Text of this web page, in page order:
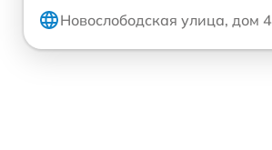
Новослободская улица, дом 4